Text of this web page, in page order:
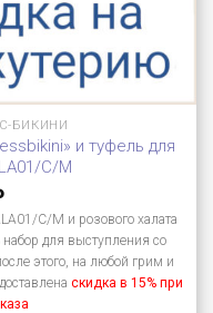
БИКИНИ
и туфель для
C/M
C/M и розового халата
для выступления со
этого, на любой грим и
скидка в 15% при